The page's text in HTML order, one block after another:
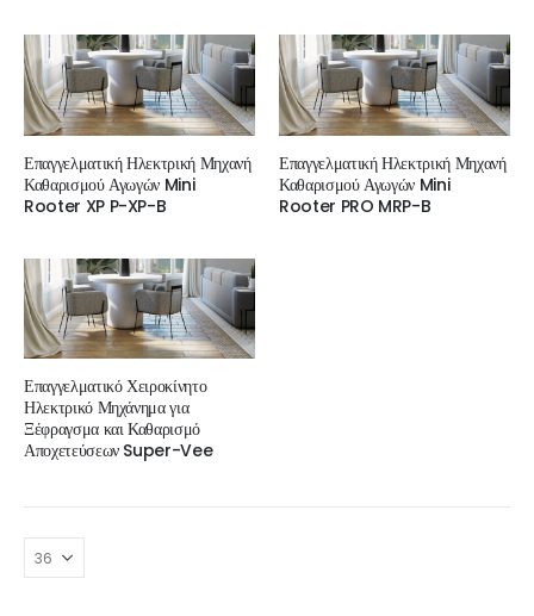
Επαγγελματική Ηλεκτρική Μηχανή
Καθαρισμού Αγωγών Mini
Rooter XP P-XP-B
Επαγγελματική Ηλεκτρική Μηχανή
Καθαρισμού Αγωγών Mini
Rooter PRO MRP-B
Επαγγελματικό Χειροκίνητο
Ηλεκτρικό Μηχάνημα για
Ξέφραγσμα και Καθαρισμό
Αποχετεύσεων Super-Vee